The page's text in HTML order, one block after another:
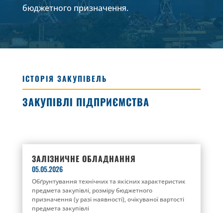
бюджетного призначення.
ІСТОРІЯ ЗАКУПІВЕЛЬ
ЗАКУПІВЛІ ПІДПРИЄМСТВА
ЗАЛІЗНИЧНЕ ОБЛАДНАННЯ
05.05.2026
Обґрунтування технічних та якісних характеристик
предмета закупівлі, розміру бюджетного
призначення (у разі наявності), очікуваної вартості
предмета закупівлі